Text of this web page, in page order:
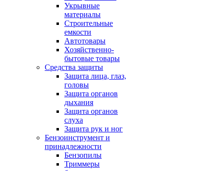
Укрывные
материалы
Строительные
емкости
Автотовары
Хозяйственно-
бытовые товары
Средства защиты
Защита лица, глаз,
головы
Защита органов
дыхания
Защита органов
слуха
Защита рук и ног
Бензоинструмент и
принадлежности
Бензопилы
Триммеры